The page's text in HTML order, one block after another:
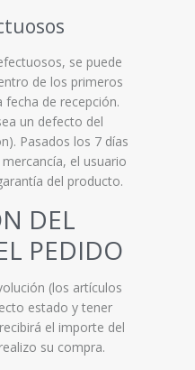
se puede
de los primeros
fecha de recepción.
un defecto del
Pasados los 7 días
el usuario
del producto.
DEL
PEDIDO
(los artículos
estado y tener
el importe del
su compra.